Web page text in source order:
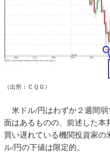
（出所：ＣＱＧ）
米ドル/円はわずか２週間弱
面はあるものの、前述した本
買い遅れている機関投資家の
ル/円の下値は限定的。